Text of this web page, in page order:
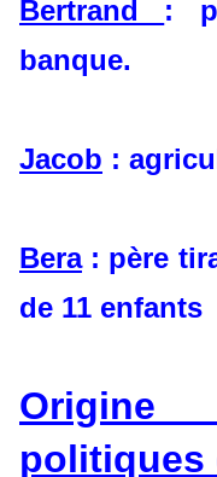
Bertrand
:
banque.
Jacob :
Bera : père
de 11 enfants
politiques